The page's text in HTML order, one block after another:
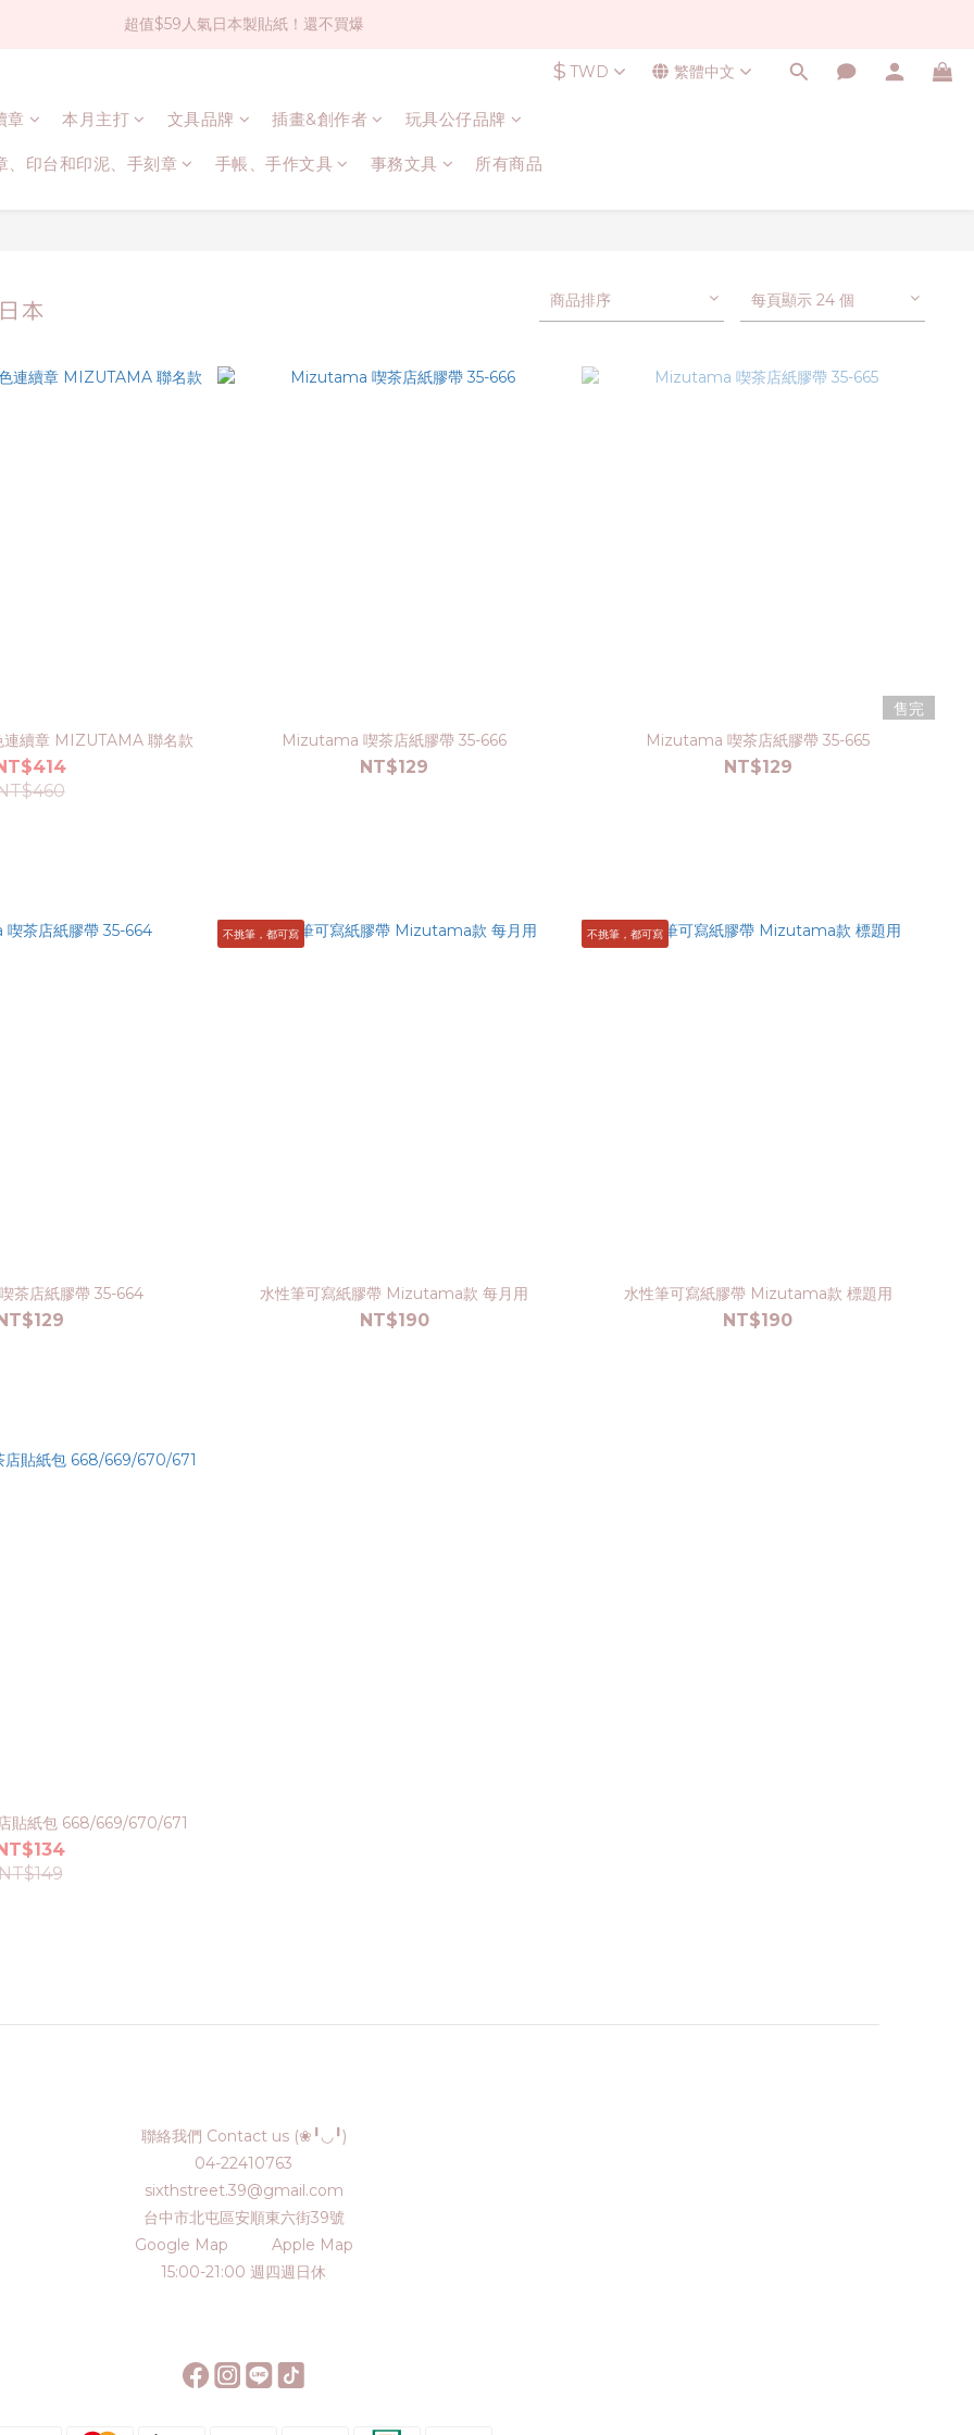
社群大人氣！各種有趣的打洞器
超值$59人氣日本製貼紙！還不買爆
社群大人氣！各種有趣的打洞器
$ TWD 繁體中文
章 本月主打 文具品牌 插畫&創作者 玩具公仔品牌
、印台和印泥、手刻章 手帳、手作文具 事務文具 所有商品
本 商品排序 每頁顯示 24 個
續章 MIZUTAMA 聯名款 Mizutama 喫茶店紙膠帶 35-666
NT$129
售完
Mizutama 喫茶店紙膠帶 35-665
NT$129
茶店紙膠帶 35-664
不挑筆，都可寫
水性筆可寫紙膠帶 Mizutama款 每月用
NT$190
不挑筆，都可寫
水性筆可寫紙膠帶 Mizutama款 標題用
NT$190
貼紙包 668/669/670/671
聯絡我們 Contact us (❀╹◡╹)
04-22410763
sixthstreet.39@gmail.com
台中市北屯區安順東六街39號
Google Map
Apple Map
15:00-21:00 週四週日休